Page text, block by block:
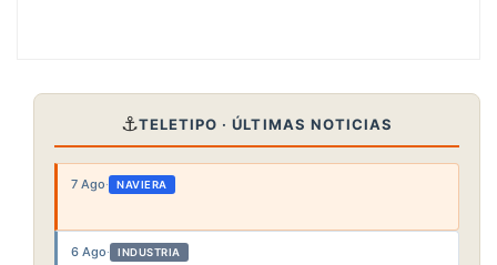
⚓TELETIPO · ÚLTIMAS NOTICIAS
7 Ago· NAVIERA
6 Ago· INDUSTRIA